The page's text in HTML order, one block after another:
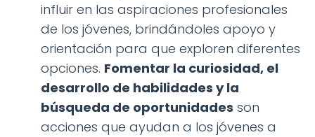
influir en las aspiraciones profesionales
de los jóvenes, brindándoles apoyo y
orientación para que exploren diferentes
opciones. Fomentar la curiosidad, el
desarrollo de habilidades y la
búsqueda de oportunidades son
acciones que ayudan a los jóvenes a